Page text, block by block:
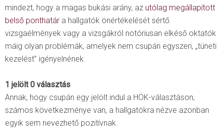
mindezt, hogy a magas bukási arány, az utólag megállapított
belső ponthatár a hallgatók önértékelését sértő
vizsgaélmények vagy a vizsgákról notóriusan elkéső oktatók
máig olyan problémák, amelyek nem csupán egyszeri, „tüneti
kezelést” igényelnének.
1 jelölt 0 választás
Annak, hogy csupán egy jelölt indul a HÖK-választáson,
számos következménye van, a hallgatókra nézve azonban
egyik sem nevezhető pozitívnak.